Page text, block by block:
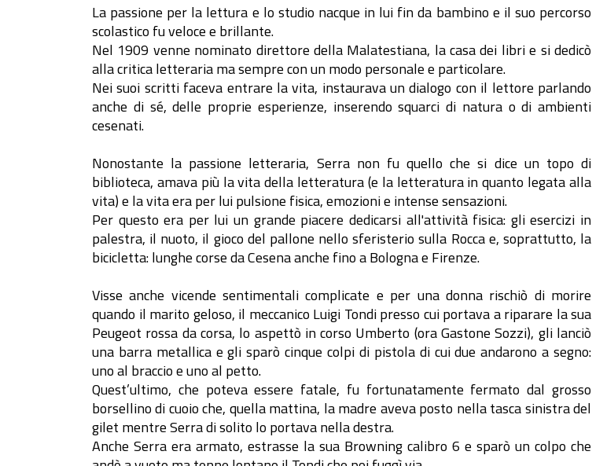
La passione per la lettura e lo studio nacque in lui fin da bambino e il suo percorso
scolastico fu veloce e brillante.
Nel 1909 venne nominato direttore della Malatestiana, la casa dei libri e si dedicò
alla critica letteraria ma sempre con un modo personale e particolare.
Nei suoi scritti faceva entrare la vita, instaurava un dialogo con il lettore parlando
anche di sé, delle proprie esperienze, inserendo squarci di natura o di ambienti
cesenati.
Nonostante la passione letteraria, Serra non fu quello che si dice un topo di
biblioteca, amava più la vita della letteratura (e la letteratura in quanto legata alla
vita) e la vita era per lui pulsione fisica, emozioni e intense sensazioni.
Per questo era per lui un grande piacere dedicarsi all'attività fisica: gli esercizi in
palestra, il nuoto, il gioco del pallone nello sferisterio sulla Rocca e, soprattutto, la
bicicletta: lunghe corse da Cesena anche fino a Bologna e Firenze.
Visse anche vicende sentimentali complicate e per una donna rischiò di morire
quando il marito geloso, il meccanico Luigi Tondi presso cui portava a riparare la sua
Peugeot rossa da corsa, lo aspettò in corso Umberto (ora Gastone Sozzi), gli lanciò
una barra metallica e gli sparò cinque colpi di pistola di cui due andarono a segno:
uno al braccio e uno al petto.
Quest’ultimo, che poteva essere fatale, fu fortunatamente fermato dal grosso
borsellino di cuoio che, quella mattina, la madre aveva posto nella tasca sinistra del
gilet mentre Serra di solito lo portava nella destra.
Anche Serra era armato, estrasse la sua Browning calibro 6 e sparò un colpo che